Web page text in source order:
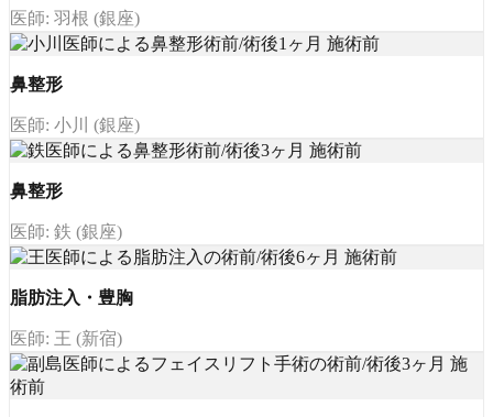
医師: 羽根 (銀座)
鼻整形
医師: 小川 (銀座)
鼻整形
医師: 鉄 (銀座)
脂肪注入・豊胸
医師: 王 (新宿)